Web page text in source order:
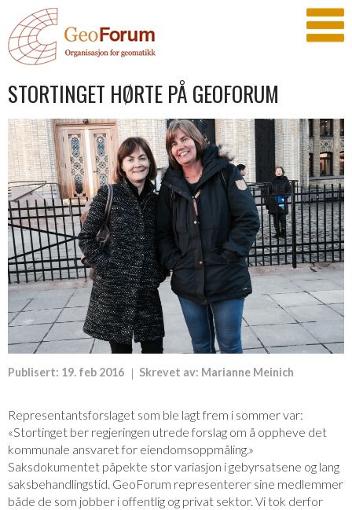
STORTINGET HØRTE PÅ GEOFORUM
Publisert: 19. feb 2016 Skrevet av: Marianne Meinich
Representantsforslaget som ble lagt frem i sommer var:
«Stortinget ber regjeringen utrede forslag om å oppheve det
kommunale ansvaret for eiendomsoppmåling.»
Saksdokumentet påpekte stor variasjon i gebyrsatsene og lang
saksbehandlingstid. GeoForum representerer sine medlemmer
både de som jobber i offentlig og privat sektor. Vi tok derfor